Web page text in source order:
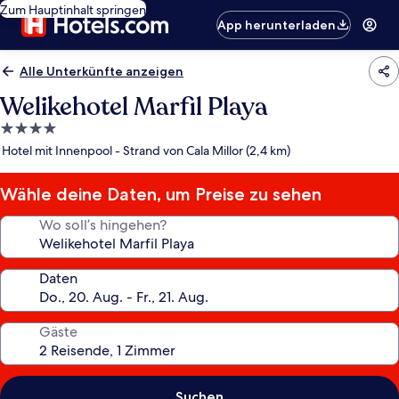
Zum Hauptinhalt springen
App herunterladen
Alle Unterkünfte anzeigen
Welikehotel Marfil Playa
4.0-
Sterne-
Hotel mit Innenpool - Strand von Cala Millor (2,4 km)
Wähle deine Daten, um Preise zu sehen
Wo soll’s hingehen?
Daten
Gäste